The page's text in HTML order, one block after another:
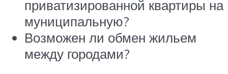
приватизированной квартиры на
муниципальную?
Возможен ли обмен жильем
между городами?